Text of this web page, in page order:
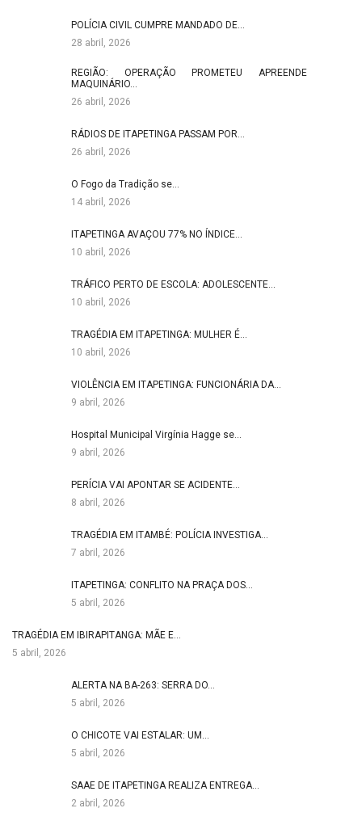
POLÍCIA CIVIL CUMPRE MANDADO DE…
28 abril, 2026
REGIÃO: OPERAÇÃO PROMETEU APREENDE
MAQUINÁRIO…
26 abril, 2026
RÁDIOS DE ITAPETINGA PASSAM POR…
26 abril, 2026
O Fogo da Tradição se…
14 abril, 2026
ITAPETINGA AVAÇOU 77% NO ÍNDICE…
10 abril, 2026
TRÁFICO PERTO DE ESCOLA: ADOLESCENTE…
10 abril, 2026
TRAGÉDIA EM ITAPETINGA: MULHER É…
10 abril, 2026
VIOLÊNCIA EM ITAPETINGA: FUNCIONÁRIA DA…
9 abril, 2026
Hospital Municipal Virgínia Hagge se…
9 abril, 2026
PERÍCIA VAI APONTAR SE ACIDENTE…
8 abril, 2026
TRAGÉDIA EM ITAMBÉ: POLÍCIA INVESTIGA…
7 abril, 2026
ITAPETINGA: CONFLITO NA PRAÇA DOS…
5 abril, 2026
TRAGÉDIA EM IBIRAPITANGA: MÃE E…
5 abril, 2026
ALERTA NA BA-263: SERRA DO…
5 abril, 2026
O CHICOTE VAI ESTALAR: UM…
5 abril, 2026
SAAE DE ITAPETINGA REALIZA ENTREGA…
2 abril, 2026